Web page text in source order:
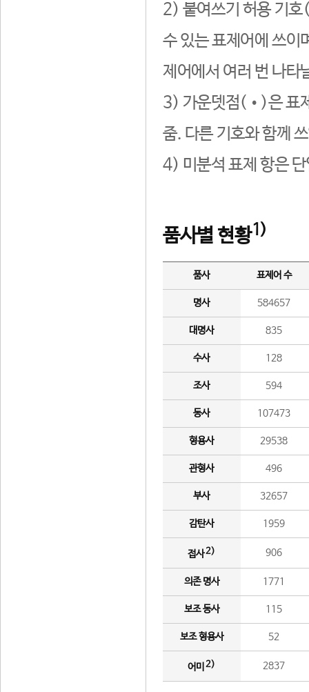
2) 붙여쓰기 허용 기호
수 있는 표제어에 쓰이
제어에서 여러 번 나타
3) 가운뎃점(•)은 표
줌. 다른 기호와 함께
4) 미분석 표제 항은
품사별 현황1)
품사 표제어 수
명사 584657
대명사 835
수사 128
조사 594
동사 107473
형용사 29538
관형사 496
부사 32657
감탄사 1959
접사2) 906
의존 명사 1771
보조 동사 115
보조 형용사 52
어미 2) 2837